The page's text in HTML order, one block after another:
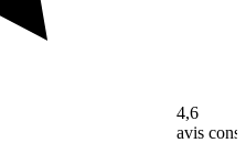
4,6
avis